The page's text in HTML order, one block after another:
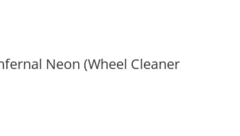
Neon (Wheel Cleaner